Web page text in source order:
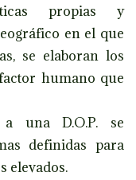
propias y
en el que
se elaboran los
humano que
una D.O.P. se
definidas para
elevados.